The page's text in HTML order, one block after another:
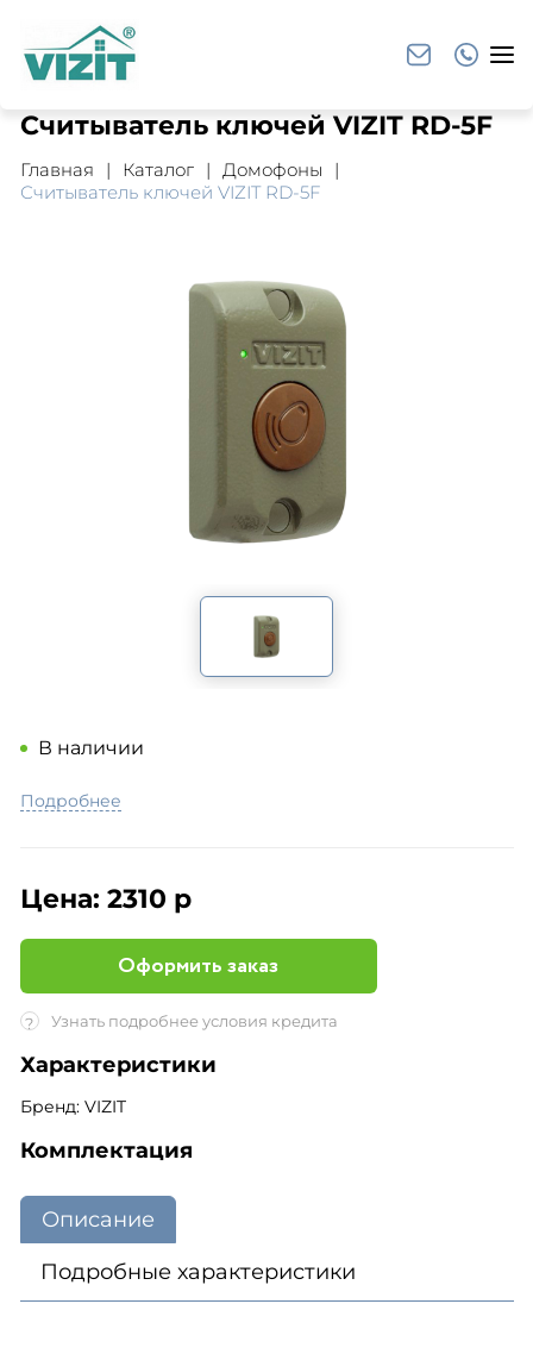
Считыватель ключей VIZIT RD-5F
Главная Каталог
Домофоны
Считыватель ключей VIZIT RD-5F
В наличии
Подробнее
Цена: 2310 р
Оформить заказ
? Узнать подробнее условия кредита
Характеристики
Бренд: VIZIT
Комплектация
Описание
Подробные характеристики